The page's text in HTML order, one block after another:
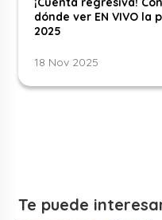
dónde ver EN VIVO la
2025
18 Nov 2025
Te puede